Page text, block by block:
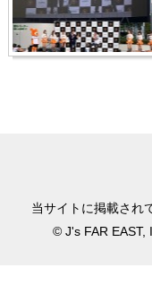
当サイトに掲載され
© J's FAR EAST,